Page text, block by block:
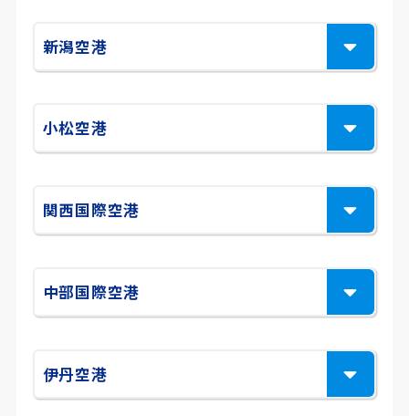
新潟空港
小松空港
関西国際空港
中部国際空港
伊丹空港